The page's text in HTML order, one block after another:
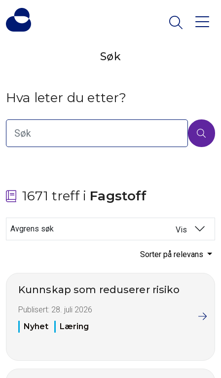
Søk
Hva leter du etter?
1671 treff i Fagstoff
Avgrens søk Vis
Sorter på relevans
Kunnskap som reduserer risiko
Publisert: 28. juli 2026
Nyhet
Læring